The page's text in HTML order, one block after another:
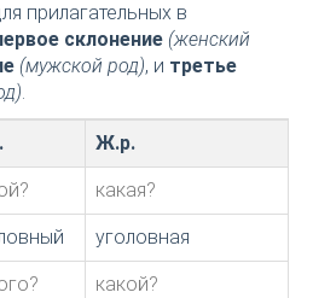
прилагательных в
склонение (женский
(мужской род), и третье
.
Ж.р.
какая?
уголовная
какой?